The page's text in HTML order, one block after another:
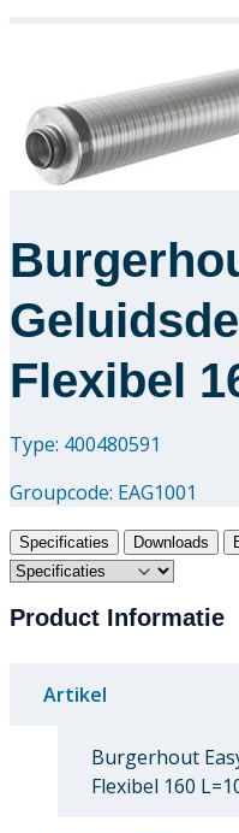
Flexibel
Type: 400480591
Groupcode: EAG1001
Specificaties Downloads
Product Informatie
Artikel
Burgerhout
Flexibel 160